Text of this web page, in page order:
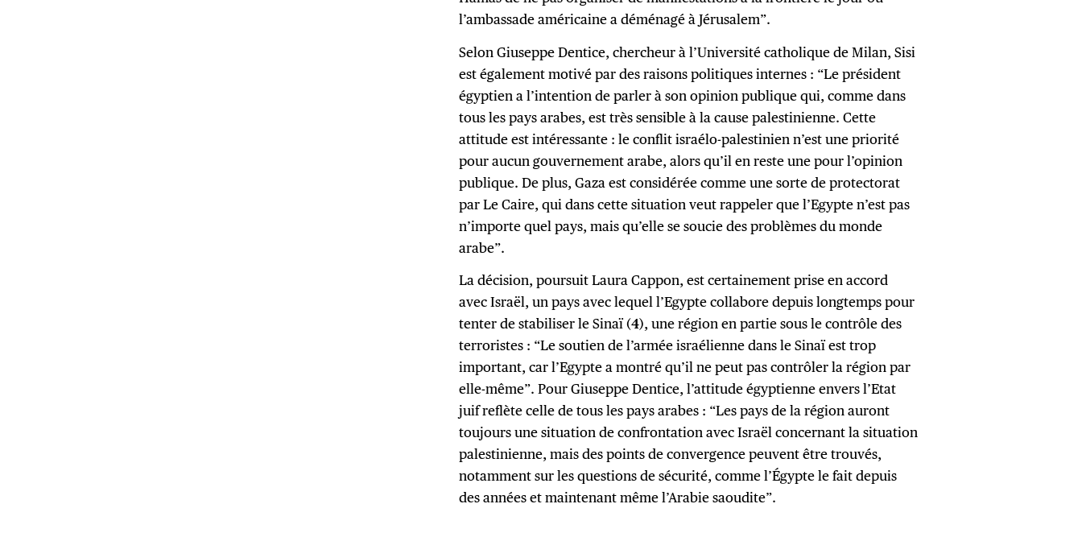
l’ambassade américaine a déménagé à Jérusalem”.
Selon Giuseppe Dentice, chercheur à l’Université catholique de Milan, Sisi
est également motivé par des raisons politiques internes : “Le président
égyptien a l’intention de parler à son opinion publique qui, comme dans
tous les pays arabes, est très sensible à la cause palestinienne. Cette
attitude est intéressante : le conflit israélo-palestinien n’est une priorité
pour aucun gouvernement arabe, alors qu’il en reste une pour l’opinion
publique. De plus, Gaza est considérée comme une sorte de protectorat
par Le Caire, qui dans cette situation veut rappeler que l’Egypte n’est pas
n’importe quel pays, mais qu’elle se soucie des problèmes du monde
arabe”.
La décision, poursuit Laura Cappon, est certainement prise en accord
avec Israël, un pays avec lequel l’Egypte collabore depuis longtemps pour
tenter de stabiliser le Sinaï (4), une région en partie sous le contrôle des
terroristes : “Le soutien de l’armée israélienne dans le Sinaï est trop
important, car l’Egypte a montré qu’il ne peut pas contrôler la région par
elle-même”. Pour Giuseppe Dentice, l’attitude égyptienne envers l’Etat
juif reflète celle de tous les pays arabes : “Les pays de la région auront
toujours une situation de confrontation avec Israël concernant la situation
palestinienne, mais des points de convergence peuvent être trouvés,
notamment sur les questions de sécurité, comme l’Égypte le fait depuis
des années et maintenant même l’Arabie saoudite”.